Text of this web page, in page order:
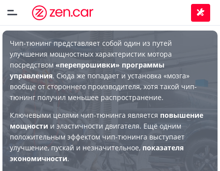
Чип-тюнинг представляет собой один из путей
улучшения мощностных характеристик мотора
посредством «перепрошивки» программы
управления. Сюда же попадает и установка «мозга»
вообще от стороннего производителя, хотя такой чип-
тюнинг получил меньшее распространение.
Ключевыми целями чип-тюнинга является повышение
мощности и эластичности двигателя. Ещё одним
положительным эффектом чип-тюнинга выступает
улучшение, пускай и незначительное, показателя
экономичности.